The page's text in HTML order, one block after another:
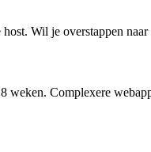
Wil je overstappen
Complexere